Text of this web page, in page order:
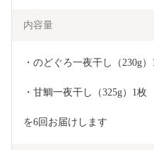
内容量
・のどぐろ一夜干し（230g）
・甘鯛一夜干し（325g）1枚
を6回お届けします